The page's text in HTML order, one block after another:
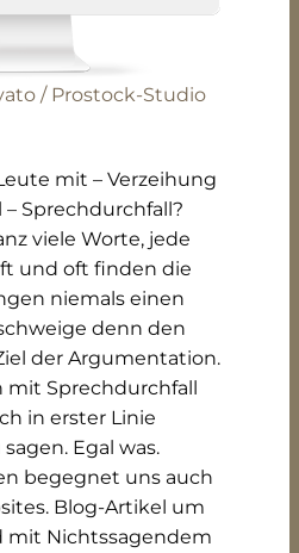
/ Prostock-Studio
mit – Verzeihung
Sprechdurchfall?
viele Worte, jede
und oft finden die
niemals einen
denn den
der Argumentation.
Sprechdurchfall
in erster Linie
Egal was.
begegnet uns auch
Blog-Artikel um
mit Nichtssagendem